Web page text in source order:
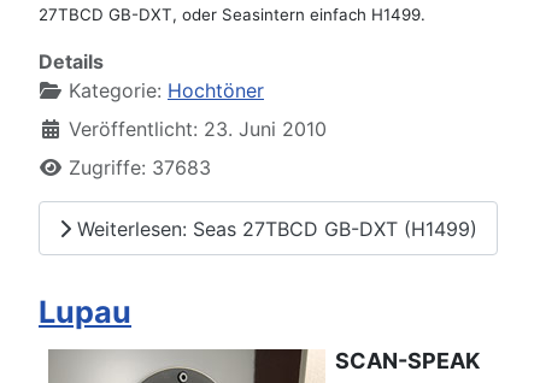
27TBCD GB-DXT, oder Seasintern einfach H1499.
Details
Kategorie: Hochtöner
Veröffentlicht: 23. Juni 2010
Zugriffe: 37683
Weiterlesen: Seas 27TBCD GB-DXT (H1499)
Lupau
SCAN-SPEAK